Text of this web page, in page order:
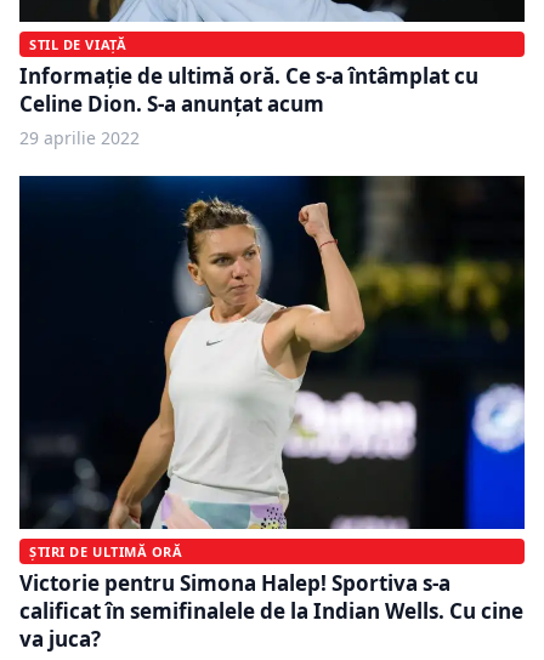
STIL DE VIAȚĂ
Informație de ultimă oră. Ce s-a întâmplat cu
Celine Dion. S-a anunțat acum
29 aprilie 2022
ȘTIRI DE ULTIMĂ ORĂ
Victorie pentru Simona Halep! Sportiva s-a
calificat în semifinalele de la Indian Wells. Cu cine
va juca?